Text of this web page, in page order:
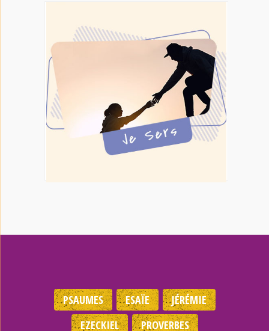
PSAUMES ESAÏE
JÉRÉMIE
EZECKIEL
PROVERBES